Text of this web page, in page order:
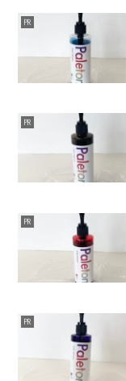
㏚
㏚
㏚
㏚